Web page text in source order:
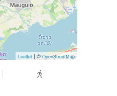
Leaflet | © OpenStreetMap